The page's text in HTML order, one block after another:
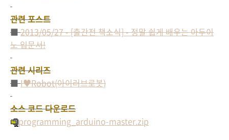
관련 포스트
■2013/05/27 - [출간전 책소식] - 정말 쉽게 배우는 아두이
노 입문서!
관련 시리즈
■I♥Robot(아이러브로봇)
소스 코드 다운로드
programming_arduino-master.zip